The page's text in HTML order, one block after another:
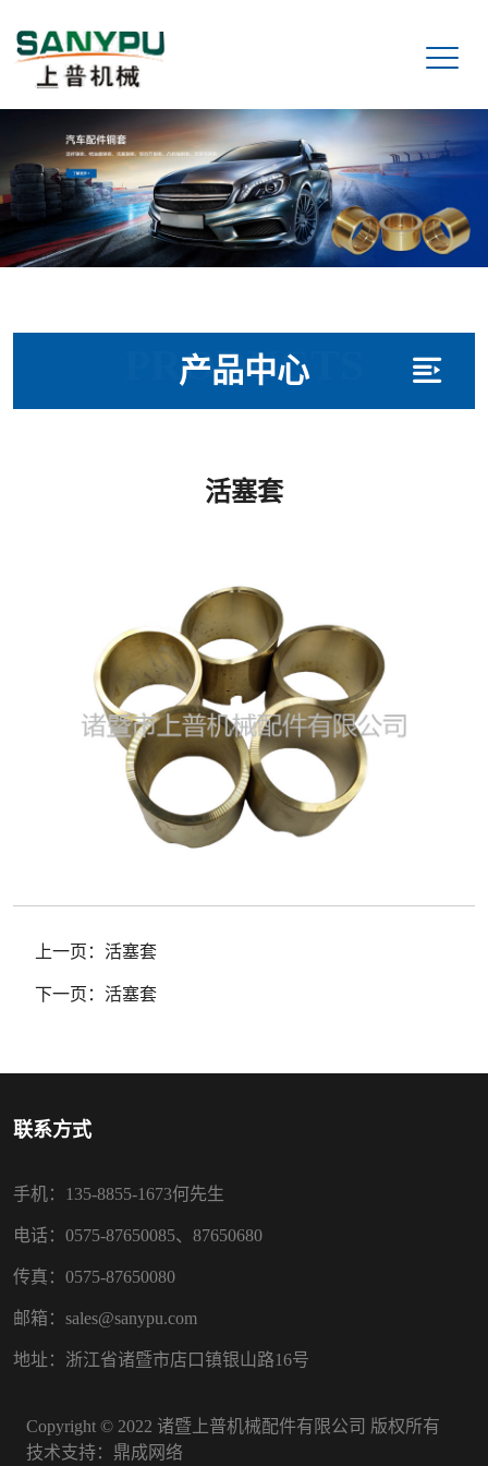
产品中心
PRODUCTS
活塞套
上一页： 活塞套
下一页： 活塞套
联系方式
手机：135-8855-1673何先生
电话：0575-87650085、87650680
传真：0575-87650080
邮箱：sales@sanypu.com
地址：浙江省诸暨市店口镇银山路16号
Copyright © 2022 诸暨上普机械配件有限公司 版权所有
技术支持： 鼎成网络